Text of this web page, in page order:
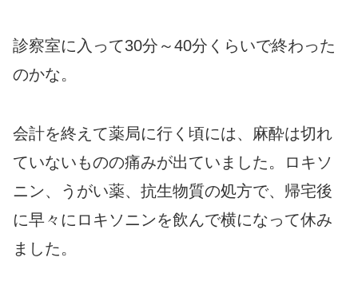
診察室に入って30分～40分くらいで終わった
のかな。
会計を終えて薬局に行く頃には、麻酔は切れ
ていないものの痛みが出ていました。ロキソ
ニン、うがい薬、抗生物質の処方で、帰宅後
に早々にロキソニンを飲んで横になって休み
ました。